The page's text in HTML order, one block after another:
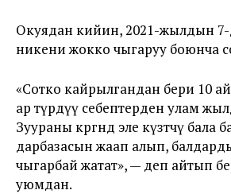
Окуядан кийин, 2021-жылдын
никени жокко чыгаруу боюнча
«Сотко кайрылгандан бери 10 ай
ар түрдүү себептерден улам
Зуураны көргөндө эле күзөтчү бала
дарбазасын жаап алып,
чыгарбай жатат», — деп айтып
уюмдан.